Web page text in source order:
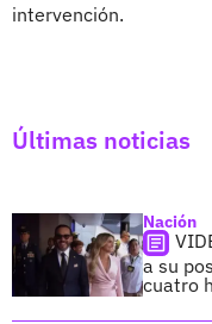
intervención.
Últimas noticias
Nación
a su
cuatro